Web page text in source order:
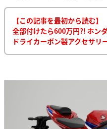
【この記事を最初から読む】
全部付けたら600万円?! ホン
ドライカーボン製アクセサリ